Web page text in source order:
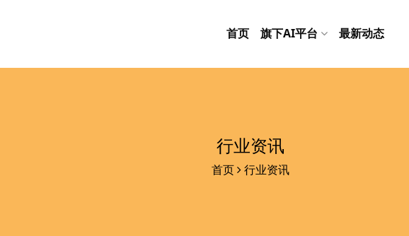
首页 旗下AI平台 最新动态
行业资讯
首页 行业资讯